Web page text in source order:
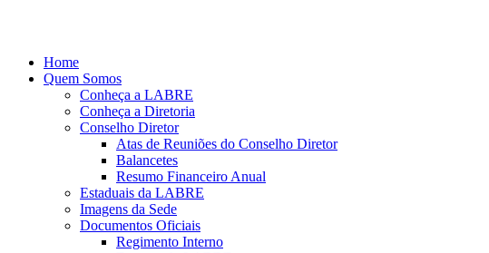
conteúdoHome
Quem Somos
Conheça a LABRE
Conheça a Diretoria
Conselho Diretor
Atas de Reuniões do Conselho Diretor
Balancetes
Resumo Financeiro Anual
Estaduais da LABRE
Imagens da Sede
Documentos Oficiais
Regimento Interno